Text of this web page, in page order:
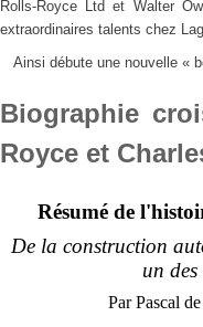
Rolls-Royce Ltd et Walter
extraordinaires talents chez
Ainsi débute une nouvelle «
Biographie
Royce et
Résumé de
De la construction
un
Par Pascal